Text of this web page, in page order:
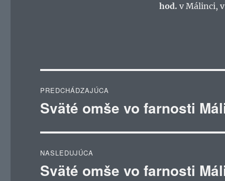
hod. v Málinci,
v
PREDCHÁDZAJÚCA
Predchádzajúci
Sväté omše vo farnosti
NASLEDUJÚCA
Ďalší
Sväté omše vo farnosti